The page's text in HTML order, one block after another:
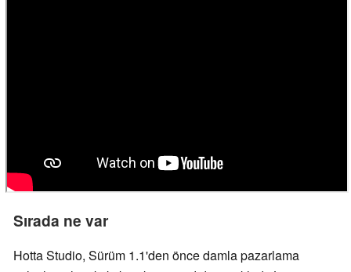
Sırada ne var
Hotta Studio, Sürüm 1.1'den önce damla pazarlama